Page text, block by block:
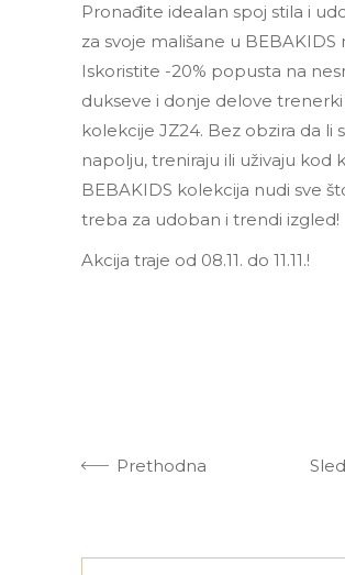
Pronađite idealan spoj stila i
za svoje mališane u BEBAKIDS
Iskoristite -20% popusta na
dukseve i donje delove trenerki
kolekcije JZ24. Bez obzira da li
napolju, treniraju ili uživaju kod
BEBAKIDS kolekcija nudi sve
treba za udoban i trendi izgled!
Akcija traje od 08.11. do 11.11.!
Prethodna